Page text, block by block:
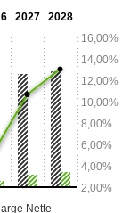
fournit
matérielles aux
de parkings